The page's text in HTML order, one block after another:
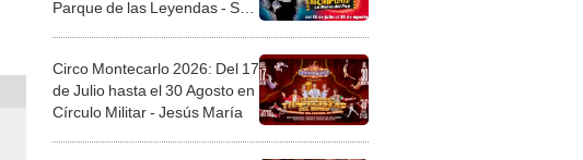
Parque de las Leyendas - San
Circo Montecarlo 2026: Del 17
de Julio hasta el 30 Agosto en
Círculo Militar - Jesús María